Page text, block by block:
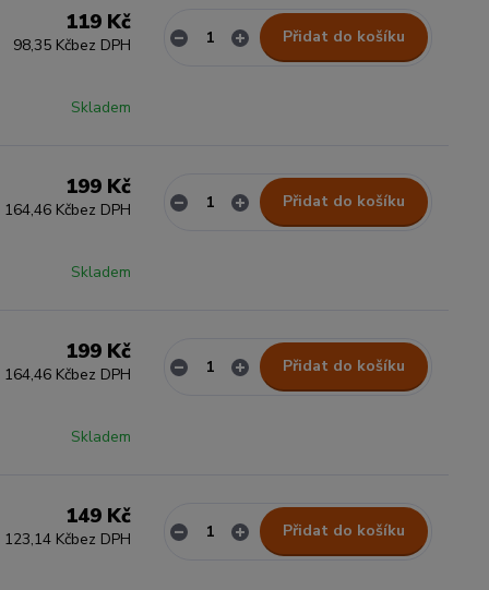
119 Kč
98,35 Kčbez DPH
Skladem
Přidat do košíku
199 Kč
164,46 Kčbez DPH
Skladem
Přidat do košíku
199 Kč
164,46 Kčbez DPH
Skladem
Přidat do košíku
149 Kč
123,14 Kčbez DPH Přidat do košíku